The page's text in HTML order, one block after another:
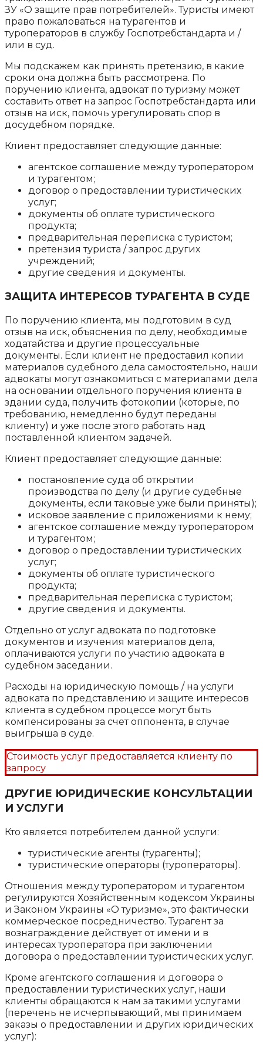
ЗУ «О защите прав потребителей». Туристы имеют
право пожаловаться на турагентов и
туроператоров в службу Госпотребстандарта и /
или в суд.
Мы подскажем как принять претензию, в какие
сроки она должна быть рассмотрена. По
поручению клиента, адвокат по туризму может
составить ответ на запрос Госпотребстандарта или
отзыв на иск, помочь урегулировать спор в
досудебном порядке.
Клиент предоставляет следующие данные:
агентское соглашение между туроператором
и турагентом;
договор о предоставлении туристических
услуг;
документы об оплате туристического
продукта;
предварительная переписка с туристом;
претензия туриста / запрос других
учреждений;
другие сведения и документы.
ЗАЩИТА ИНТЕРЕСОВ ТУРАГЕНТА В СУДЕ
По поручению клиента, мы подготовим в суд
отзыв на иск, объяснения по делу, необходимые
ходатайства и другие процессуальные
документы. Если клиент не предоставил копии
материалов судебного дела самостоятельно, наши
адвокаты могут ознакомиться с материалами дела
на основании отдельного поручения клиента в
здании суда, получить фотокопии (которые, по
требованию, немедленно будут переданы
клиенту) и уже после этого работать над
поставленной клиентом задачей.
Клиент предоставляет следующие данные:
постановление суда об открытии
производства по делу (и другие судебные
документы, если таковые уже были приняты);
исковое заявление с приложениями к нему;
агентское соглашение между туроператором
и турагентом;
договор о предоставлении туристических
услуг;
документы об оплате туристического
продукта;
предварительная переписка с туристом;
другие сведения и документы.
Отдельно от услуг адвоката по подготовке
документов и изучения материалов дела,
оплачиваются услуги по участию адвоката в
судебном заседании.
Расходы на юридическую помощь / на услуги
адвоката по представлению и защите интересов
клиента в судебном процессе могут быть
компенсированы за счет оппонента, в случае
выигрыша в суде.
Стоимость услуг предоставляется клиенту по
запросу
ДРУГИЕ ЮРИДИЧЕСКИЕ КОНСУЛЬТАЦИИ
И УСЛУГИ
Кто является потребителем данной услуги:
туристические агенты (турагенты);
туристические операторы (туроператоры).
Отношения между туроператором и турагентом
регулируются Хозяйственным кодексом Украины
и Законом Украины «О туризме», это фактически
коммерческое посредничество. Турагент за
вознаграждение действует от имени и в
интересах туроператора при заключении
договора о предоставлении туристических услуг.
Кроме агентского соглашения и договора о
предоставлении туристических услуг, наши
клиенты обращаются к нам за такими услугами
(перечень не исчерпывающий, мы принимаем
заказы о предоставлении и других юридических
услуг):